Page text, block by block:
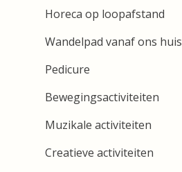
Horeca op loopafstand
Wandelpad vanaf ons huis
Pedicure
Bewegingsactiviteiten
Muzikale activiteiten
Creatieve activiteiten